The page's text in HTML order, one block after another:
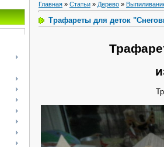
Главная » Статьи » Дерево »
Трафареты для деток